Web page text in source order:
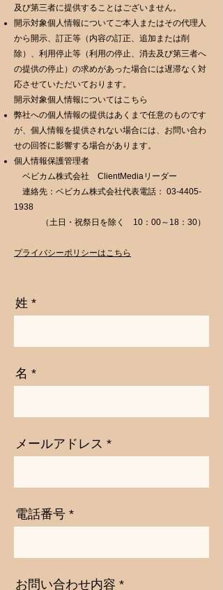
及び第三者に提供することはございません。
開示対象個人情報についてご本人またはその代理人
から開示、訂正等（内容の訂正、追加または削
除）、利用停止等（利用の停止、消去及び第三者へ
の提供の停止）の求めがあった場合には遅滞なく対
応させていただいております。
開示対象個人情報についてはこちら
弊社への個人情報の提供はあくまで任意のものです
が、個人情報を提供されない場合には、お問い合わ
せの回答に影響する場合があります。
個人情報保護管理者
ベビカム株式会社 ClientMediaリーダー
連絡先：ベビカム株式会社代表電話： 03-4405-
1938
（土日・祝祭日を除く 10：00～18：30）
プライバシーポリシーはこちら
姓
名
メールアドレス
電話番号
お問い合わせ内容